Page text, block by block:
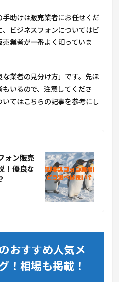
助けは販売業者にお任せくだ
ビジネスフォンについてはビ
業者が一番よく知っていま
業者の見分け方」です。先ほ
いるので、注意してくださ
てはこちらの記事を参考にし
ォン販売
！優良な
おすすめ人気メ
！相場も掲載！